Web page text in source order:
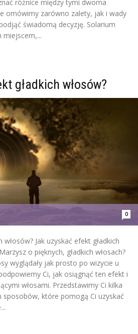
różnice między tymi dwoma
omówimy zarówno zalety, jak i wady
świadomą decyzję. Solarium
miejscem,...
gładkich włosów?
0
włosów? Jak uzyskać efekt gładkich
o pięknych, gładkich włosach?
wyglądały jak prosto po wizycie u
Ci, jak osiągnąć ten efekt i
włosami. Przedstawimy Ci kilka
sposobów, które pomogą Ci uzyskać